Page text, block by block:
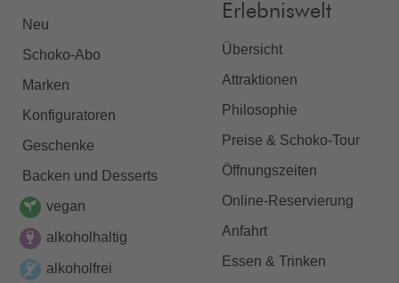
Neu
Schoko-Abo
Marken
Konfiguratoren
Geschenke
Backen und Desserts
vegan
alkoholhaltig
alkoholfrei
Erlebniswelt
Übersicht
Attraktionen
Philosophie
Preise & Schoko-Tour
Öffnungszeiten
Online-Reservierung
Anfahrt
Essen & Trinken